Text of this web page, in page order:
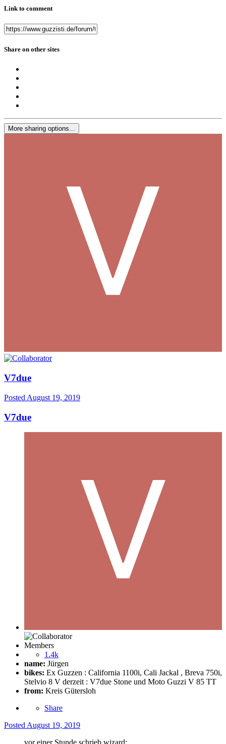
Link to comment
Share on other sites
More sharing options...
V7due
Posted August 19, 2019
V7due
Members
1.4k
name: Jürgen
bikes: Ex Guzzen : California 1100i, Cali Jackal , Breva 750i,
Stelvio 8 V derzeit : V7due Stone und Moto Guzzi V 85 TT
from: Kreis Gütersloh
Share
Posted August 19, 2019